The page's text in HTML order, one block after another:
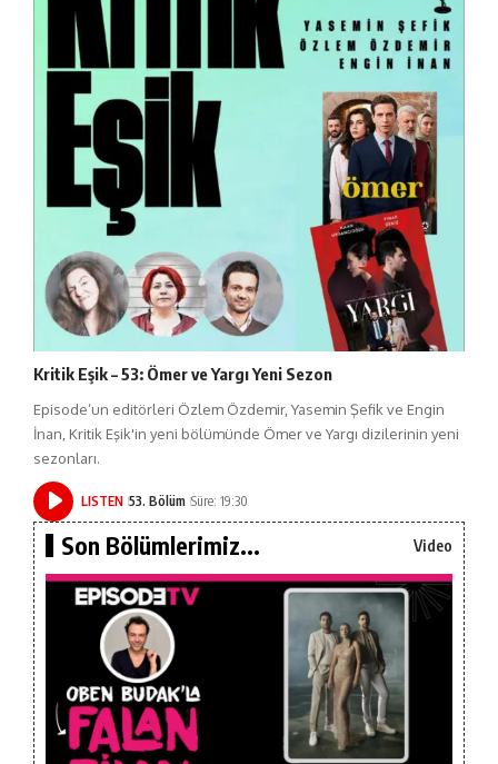
Kritik Eşik – 53: Ömer ve Yargı Yeni Sezon
Episode’un editörleri Özlem Özdemir, Yasemin Şefik ve Engin
İnan, Kritik Eşik'in yeni bölümünde Ömer ve Yargı dizilerinin yeni
sezonları.
LISTEN 53. Bölüm Süre: 19:30
Son Bölümlerimiz... Video